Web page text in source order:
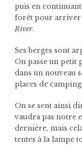
puis en
forêt pour arriver
River.
Ses berges sont
On passe un
dans un nouveau
places de
On se sent ainsi
vaudra pas notre
dernière, mais
tentes à la lampe